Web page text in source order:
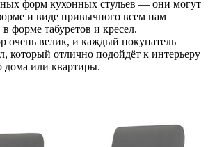
форм кухонных стульев — они могут
и виде привычного всем нам
в форме табуретов и кресел.
очень велик, и каждый покупатель
который отлично подойдёт к интерьеру
дома или квартиры.